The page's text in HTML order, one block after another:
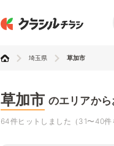
埼玉県 草加市
草加市 のエリアか
64件ヒットしました（31〜40件